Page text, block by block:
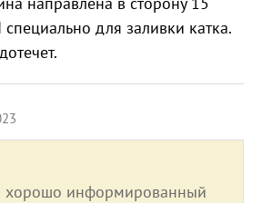
для заливки катка.
хорошо информированный